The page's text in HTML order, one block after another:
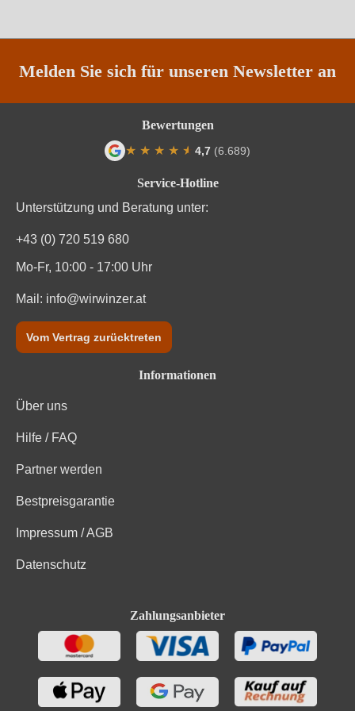
Melden Sie sich für unseren Newsletter an
Service-Hotline
Unterstützung und Beratung unter:
+43 (0) 720 519 680
Mo-Fr, 10:00 - 17:00 Uhr
Mail: info@wirwinzer.at
Vom Vertrag zurücktreten
Informationen
Über uns
Hilfe / FAQ
Partner werden
Bestpreisgarantie
Impressum / AGB
Datenschutz
Zahlungsanbieter
Bewertungen
★ ★ ★ ★ ★
★ 4,7 (6.689)